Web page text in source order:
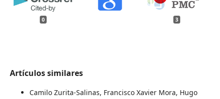
0 3
Artículos similares
Camilo Zurita-Salinas, Francisco Xavier Mora, Hugo